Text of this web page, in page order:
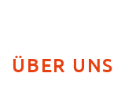
ÜBER UNS